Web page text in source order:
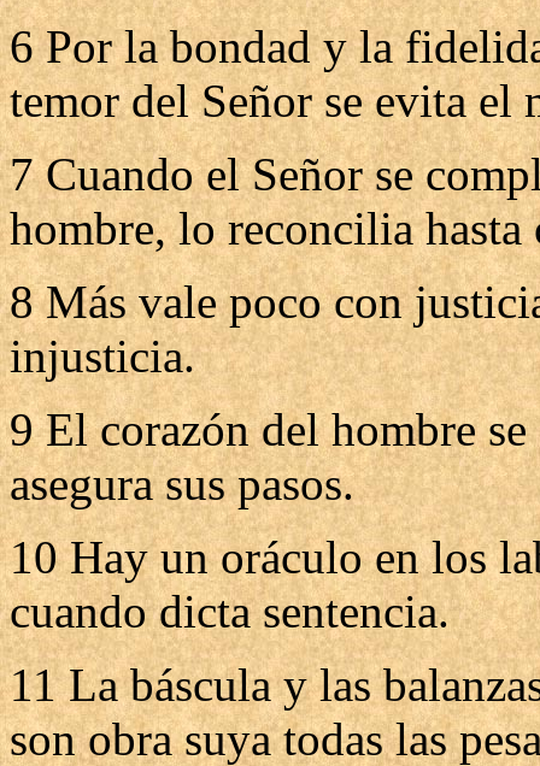
6 Por la bondad y la
temor del Señor se evita el
7 Cuando el Señor se
hombre, lo reconcilia hasta
8 Más vale poco con
injusticia.
9 El corazón del hombre
asegura sus pasos.
10 Hay un oráculo en los
cuando dicta sentencia.
11 La báscula y las
son obra suya todas las